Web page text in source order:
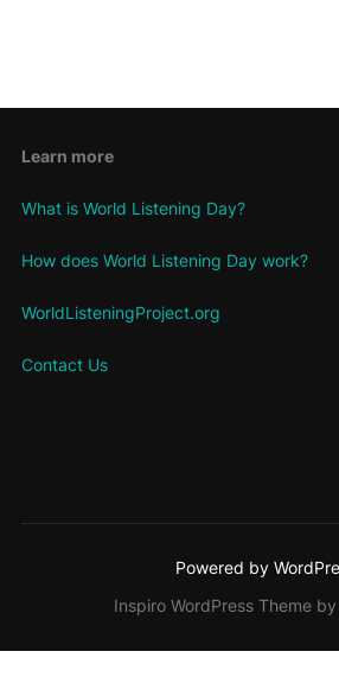
Learn more
What is World Listening Day?
How does World Listening Day work?
WorldListeningProject.org
Contact Us
Powered by
Inspiro WordPress Theme by